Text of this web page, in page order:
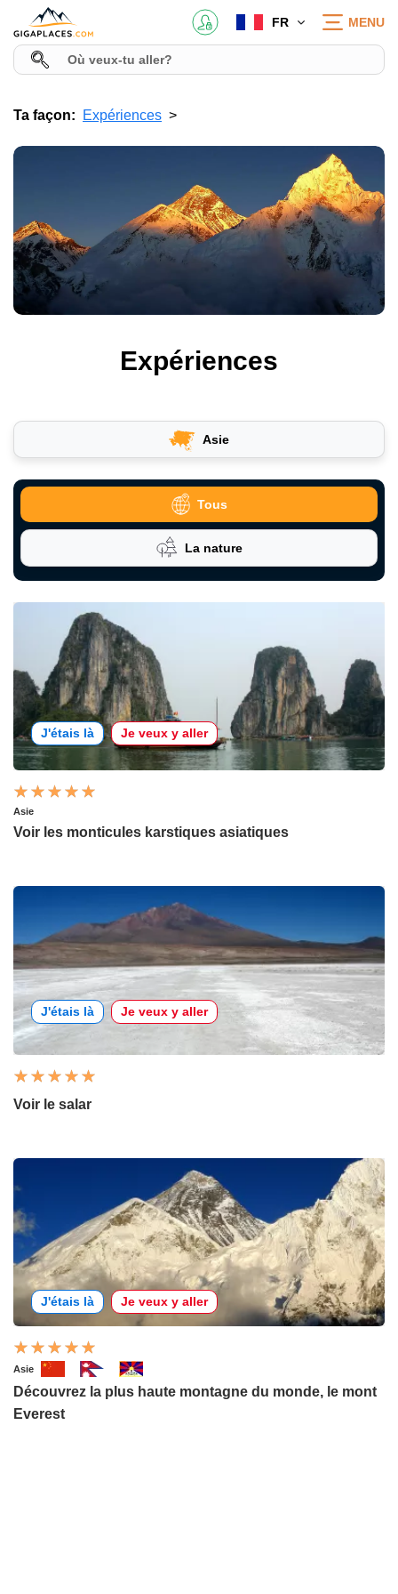
FR MENU
Ta façon: Expériences
Expériences
Asie
Tous
La nature
J'étais là Je veux y aller
Asie
Voir les monticules karstiques asiatiques
J'étais là Je veux y aller
Voir le salar
J'étais là Je veux y aller
Asie
Découvrez la plus haute montagne du monde, le mont
Everest